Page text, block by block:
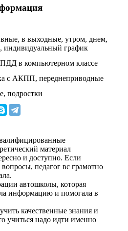
в выходные, утром, днем,
индивидуальный график
ПДД в компьютерном классе
с АКПП, переднеприводные
подростки
материал
и доступно. Если
педагог вс грамотно
автошколы, которая
информацию и помогала в
качественные знания и
учиться надо идти именно